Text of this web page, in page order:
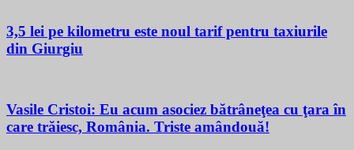
3,5 lei pe kilometru este noul tarif pentru taxiurile
din Giurgiu
Vasile Cristoi: Eu acum asociez bătrâneţea cu ţara în
care trăiesc, România. Triste amândouă!